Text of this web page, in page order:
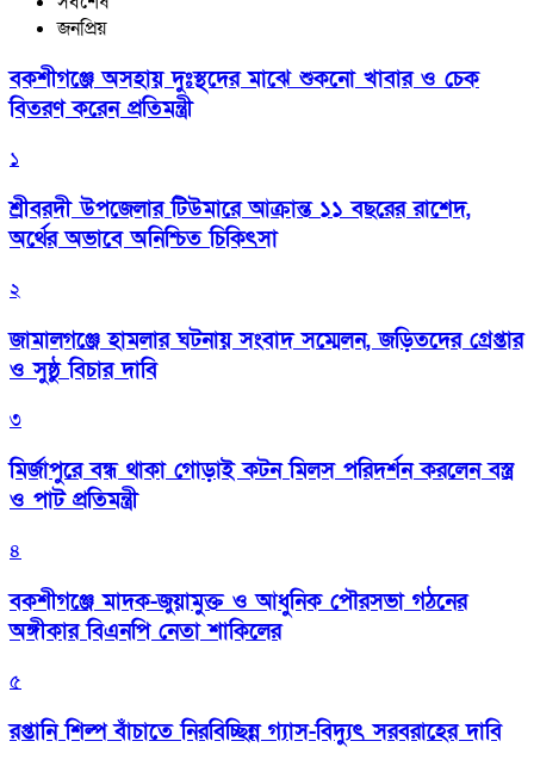
জনপ্রিয়
বকশীগঞ্জে অসহায় দুঃস্থদের মাঝে শুকনো খাবার ও চেক
বিতরণ করেন প্রতিমন্ত্রী
১
শ্রীবরদী উপজেলার টিউমারে আক্রান্ত ১১ বছরের রাশেদ,
অর্থের অভাবে অনিশ্চিত চিকিৎসা
২
জামালগঞ্জে হামলার ঘটনায় সংবাদ সম্মেলন, জড়িতদের গ্রেপ্তার
ও সুষ্ঠু বিচার দাবি
৩
মির্জাপুরে বন্ধ থাকা গোড়াই কটন মিলস পরিদর্শন করলেন বস্ত্র
ও পাট প্রতিমন্ত্রী
৪
বকশীগঞ্জে মাদক-জুয়ামুক্ত ও আধুনিক পৌরসভা গঠনের
অঙ্গীকার বিএনপি নেতা শাকিলের
৫
রপ্তানি শিল্প বাঁচাতে নিরবিচ্ছিন্ন গ্যাস-বিদ্যুৎ সরবরাহের দাবি